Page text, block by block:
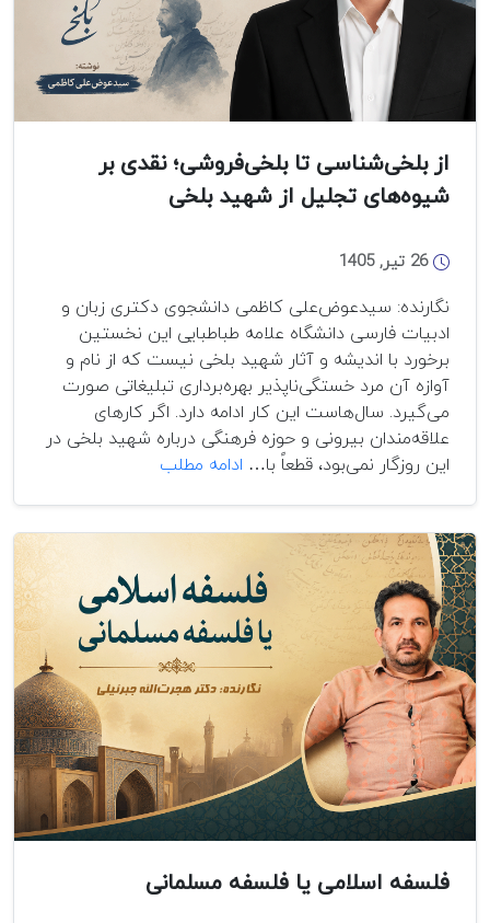
مرکزی
و
افغانستان»
از بلخی‌شناسی تا بلخی‌فروشی؛ نقدی بر
شیوه‌های تجلیل از شهید بلخی
26 تیر, 1405
نگارنده: سیدعوض‌علی کاظمی دانشجوی دکتری زبان و
ادبیات فارسی دانشگاه علامه طباطبایی این نخستین
برخورد با اندیشه و آثار شهید بلخی نیست که از نام و
آوازه آن مرد خستگی‌ناپذیر بهره‌برداری تبلیغاتی صورت
می‌گیرد. سال‌هاست این کار ادامه دارد. اگر کارهای
علاقه‌مندان بیرونی و حوزه فرهنگی درباره شهید بلخی در
این روزگار نمی‌بود، قطعاً با… ادامه مطلب
نقدی
بر
شیوه‌های
تجلیل
از
شهید
بلخی
فلسفه اسلامی یا فلسفه مسلمانی